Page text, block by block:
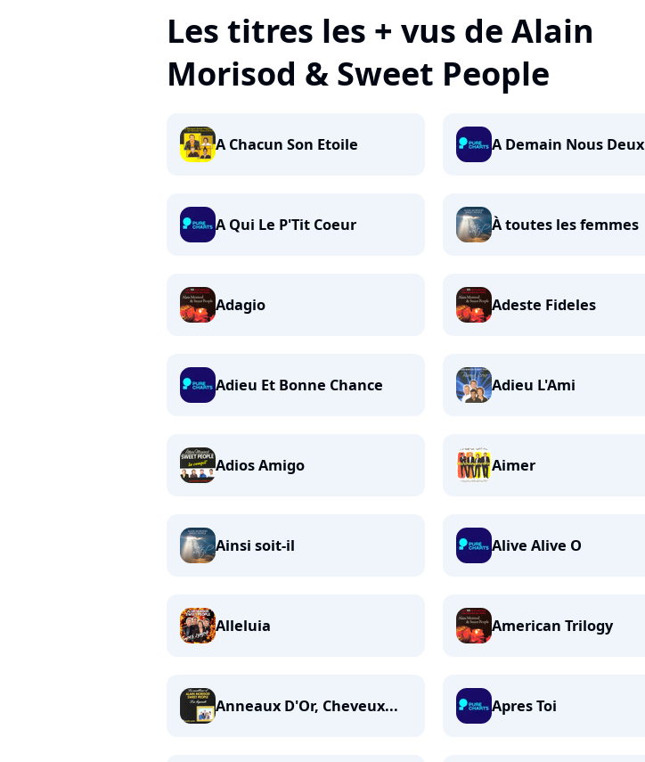
Les titres les + vus de Alain
Morisod & Sweet People
A Chacun Son Etoile A Demain Nous Deux
A Qui Le P'Tit Coeur À toutes les femmes
Adagio Adeste Fideles
Adieu Et Bonne Chance Adieu L'Ami
Adios Amigo Aimer
Ainsi soit-il Alive Alive O
Alleluia American Trilogy
Anneaux D'Or, Cheveux... Apres Toi